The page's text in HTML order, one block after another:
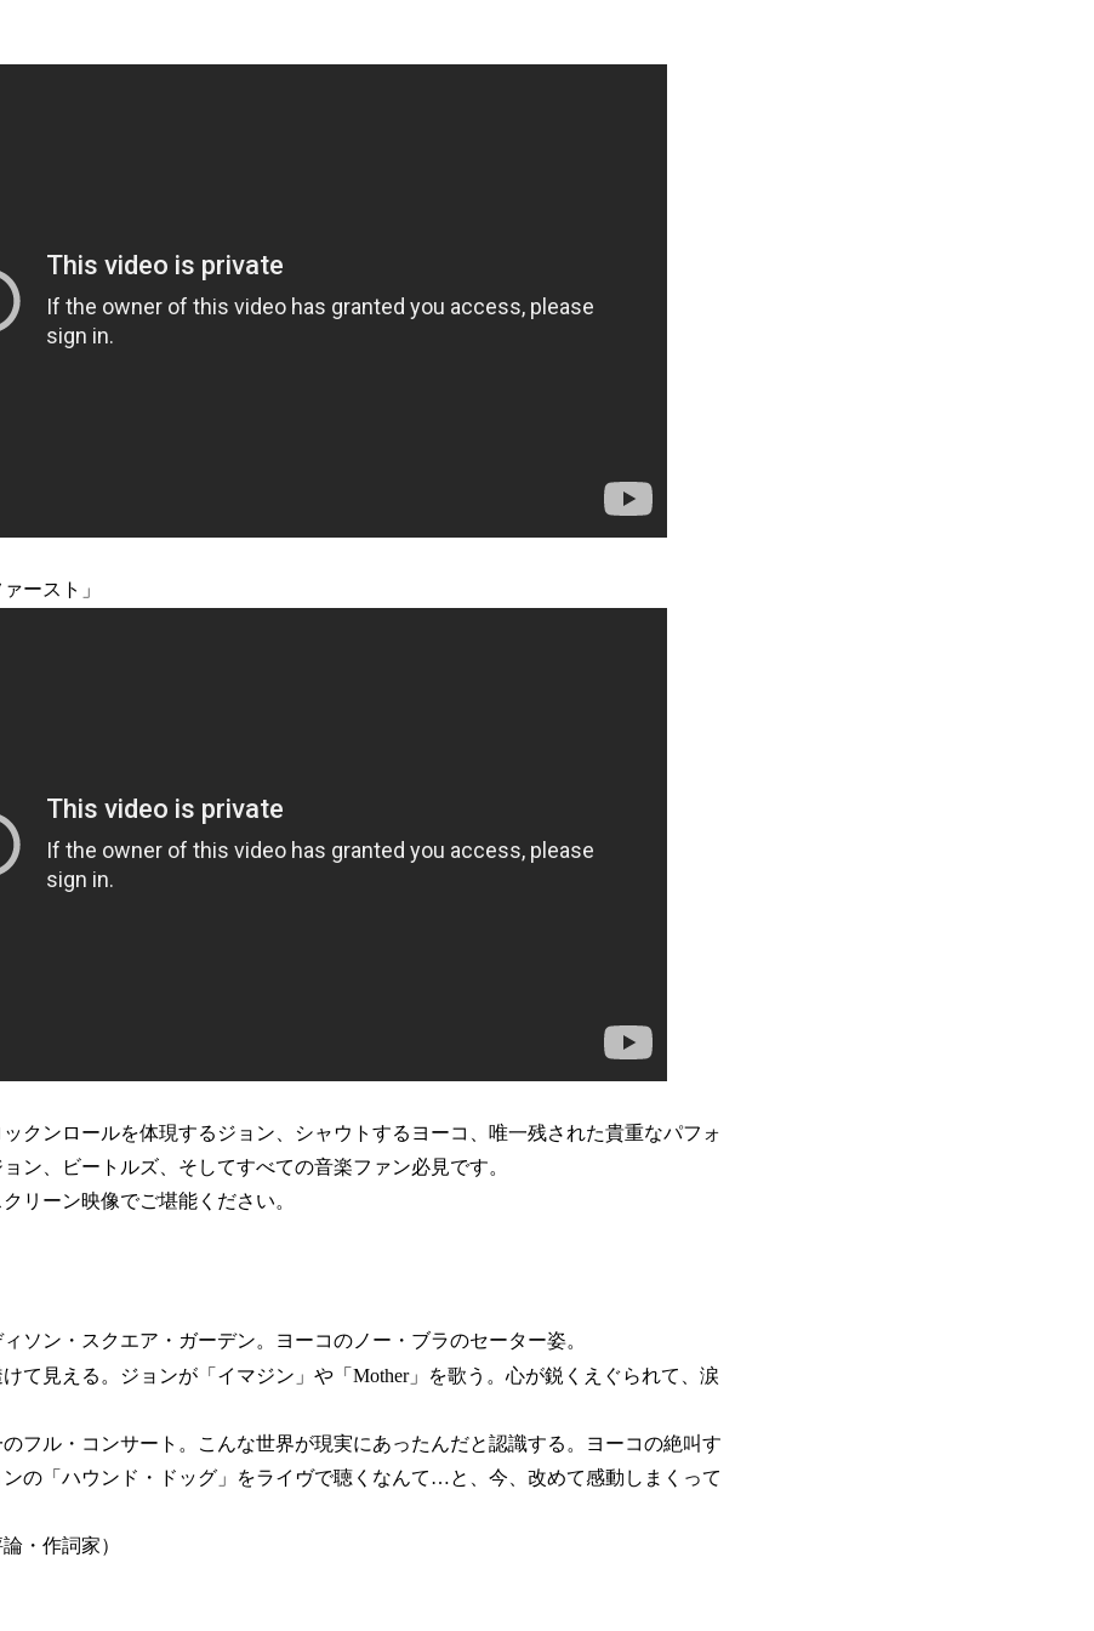
ースト」
クンロールを体現するジョン、シャウトするヨーコ、唯一残された貴重なパフォ
ン、ビートルズ、そしてすべての音楽ファン必見です。
リーン映像でご堪能ください。
ソン・スクエア・ガーデン。ヨーコのノー・ブラのセーター姿。
て見える。ジョンが「イマジン」や「Mother」を歌う。心が鋭くえぐられて、涙
フル・コンサート。こんな世界が現実にあったんだと認識する。ヨーコの絶叫す
の「ハウンド・ドッグ」をライヴで聴くなんて…と、今、改めて感動しまくって
・作詞家）